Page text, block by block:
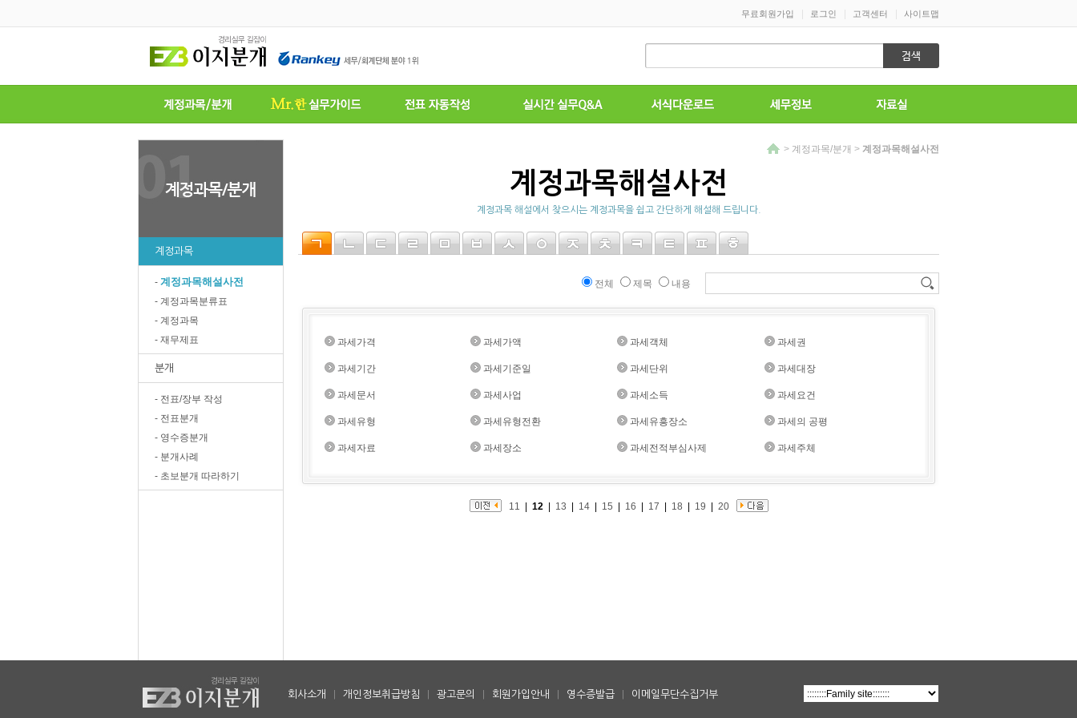
무료회원가입 로그인 고객센터 사이트맵
계정과목
- 계정과목해설사전
- 계정과목분류표
- 계정과목
- 재무제표
분개
- 전표/장부 작성
- 전표분개
- 영수증분개
- 분개사례
- 초보분개 따라하기
> 계정과목/분개 > 계정과목해설사전
계정과목해설사전
계정과목 해설에서 찾으시는 계정과목을 쉽고 간단하게 해설해 드립니다.
전체 제목 내용
과세가격 과세가액 과세객체 과세권
과세기간 과세기준일 과세단위 과세대장
과세문서 과세사업 과세소득 과세요건
과세유형 과세유형전환 과세유흥장소 과세의 공평
과세자료 과세장소 과세전적부심사제 과세주체
11 12| 13 14 15 16 17 18 19 20
회사소개 개인정보취급방침 광고문의 회원가입안내 영수증발급 이메일무단수집거부